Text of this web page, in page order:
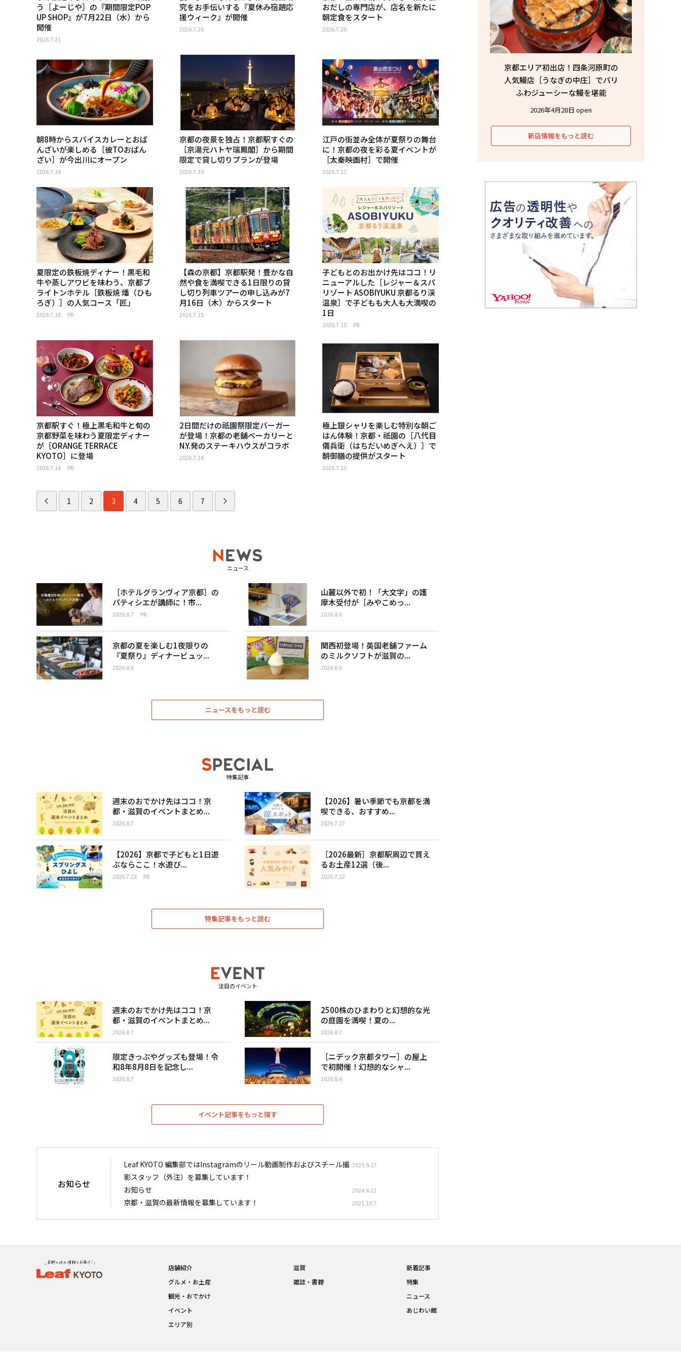
う［よーじや］の『期間限定POP
UP SHOP』が7月22日（水）から
開催
2026.7.21
究をお手伝いする『夏休み宿題応
援ウィーク』が開催
2026.7.20
おだしの専門店が、店名を新たに
朝定食をスタート
2026.7.20
朝8時からスパイスカレーとおば
んざいが楽しめる［彼TOおばん
ざい］が今出川にオープン
2026.7.19
京都の夜景を独占！京都駅すぐの
［京湯元ハトヤ瑞鳳閣］から期間
限定で貸し切りプランが登場
2026.7.19
江戸の街並み全体が夏祭りの舞台
に！京都の夜を彩る夏イベントが
［太秦映画村］で開催
2026.7.17
夏限定の鉄板焼ディナー！黒毛和
牛や蒸しアワビを味わう、京都ブ
ライトンホテル［鉄板焼 燔（ひも
ろぎ）］の人気コース「匠」
2026.7.16 PR
【森の京都】京都駅発！豊かな自
然や食を満喫できる1日限りの貸
し切り列車ツアーの申し込みが7
月16日（木）からスタート
2026.7.15
子どもとのお出かけ先はココ！リ
ニューアルした［レジャー＆スパ
リゾート ASOBIYUKU 京都るり渓
温泉］で子どもも大人も大満喫の
1日
2026.7.15 PR
京都駅すぐ！極上黒毛和牛と旬の
京都野菜を味わう夏限定ディナー
が［ORANGE TERRACE
KYOTO］に登場
2026.7.14 PR
2日間だけの祇園祭限定バーガー
が登場！京都の老舗ベーカリーと
N.Y.発のステーキハウスがコラボ
2026.7.14
極上銀シャリを楽しむ特別な朝ご
はん体験！京都・祇園の［八代目
儀兵衛（はちだいめぎへえ）］で
朝御膳の提供がスタート
2026.7.13
1 2 3 4 5 6 7
ニュース
［ホテルグランヴィア京都］の
パティシエが講師に！市...
2026.8.7 PR
山麓以外で初！「大文字」の護
摩木受付が［みやこめっ...
2026.8.6
京都の夏を楽しむ1夜限りの
『夏祭り』ディナービュッ...
2026.8.6
関西初登場！英国老舗ファーム
のミルクソフトが滋賀の...
2026.8.6
ニュースをもっと読む
特集記事
週末のおでかけ先はココ！京
都・滋賀のイベントまとめ...
2026.8.7
【2026】暑い季節でも京都を満
喫できる、おすすめ...
2026.7.27
【2026】京都で子どもと1日遊
ぶならここ！水遊び...
2026.7.23 PR
［2026最新］京都駅周辺で買え
るお土産12選（後...
2026.7.22
特集記事をもっと読む
注目のイベント
週末のおでかけ先はココ！京
都・滋賀のイベントまとめ...
2026.8.7
2500株のひまわりと幻想的な光
の庭園を満喫！夏の...
2026.8.7
限定きっぷやグッズも登場！令
和8年8月8日を記念し...
2026.8.7
［ニデック京都タワー］の屋上
で初開催！幻想的なシャ...
2026.8.4
イベント記事をもっと探す
京都エリア初出店！四条河原町の
人気鰻店［うなぎの中庄］でパリ
ふわジューシーな鰻を堪能
2026年4月28日 open
新店情報をもっと読む
お知らせ
Leaf KYOTO 編集部ではInstagramのリール動画制作およびスチール撮
影スタッフ（外注）を募集しています！
2025.9.17
お知らせ 2024.4.22
京都・滋賀の最新情報を募集しています！ 2021.10.7
店舗紹介
グルメ・お土産
観光・おでかけ
イベント
エリア別
滋賀
雑誌・書籍
新着記事
特集
ニュース
あじわい館